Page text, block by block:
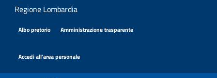
Salta al contenuto principale
Regione Lombardia
Albo pretorio Amministrazione trasparente
Accedi all'area personale